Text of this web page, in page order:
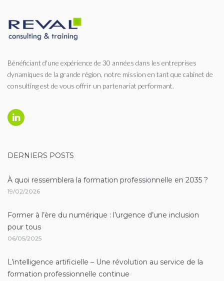
Bénéficiant d'une expérience de 30 années dans les entreprises
dynamiques de la grande région, notre mission en tant que cabinet de
consulting est de vous offrir un partenariat performant.
DERNIERS POSTS
À quoi ressemblera la formation professionnelle en 2035 ?
19/02/2026
Former à l’ère du numérique : l’urgence d’une inclusion
pour tous
06/05/2025
L’intelligence artificielle – Une révolution au service de la
formation professionnelle continue